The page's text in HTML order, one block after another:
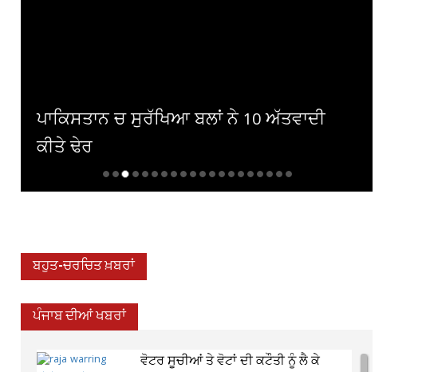
ਪਾਕਿਸਤਾਨ ਚ ਸੁਰੱਖਿਆ ਬਲਾਂ ਨੇ 10 ਅੱਤਵਾਦੀ
ਕੀਤੇ ਢੇਰ
ਬਹੁਤ-ਚਰਚਿਤ ਖ਼ਬਰਾਂ
ਪੰਜਾਬ ਦੀਆਂ ਖਬਰਾਂ
ਵੋਟਰ ਸੂਚੀਆਂ ਤੇ ਵੋਟਾਂ ਦੀ ਕਟੌਤੀ ਨੂੰ ਲੈ ਕੇ